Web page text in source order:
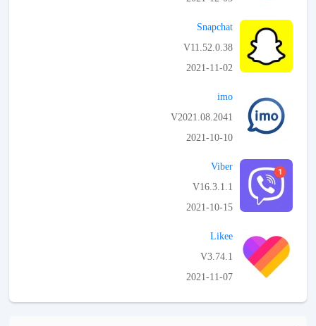
Snapchat
V11.52.0.38
2021-11-02
imo
V2021.08.2041
2021-10-10
Viber
V16.3.1.1
2021-10-15
Likee
V3.74.1
2021-11-07